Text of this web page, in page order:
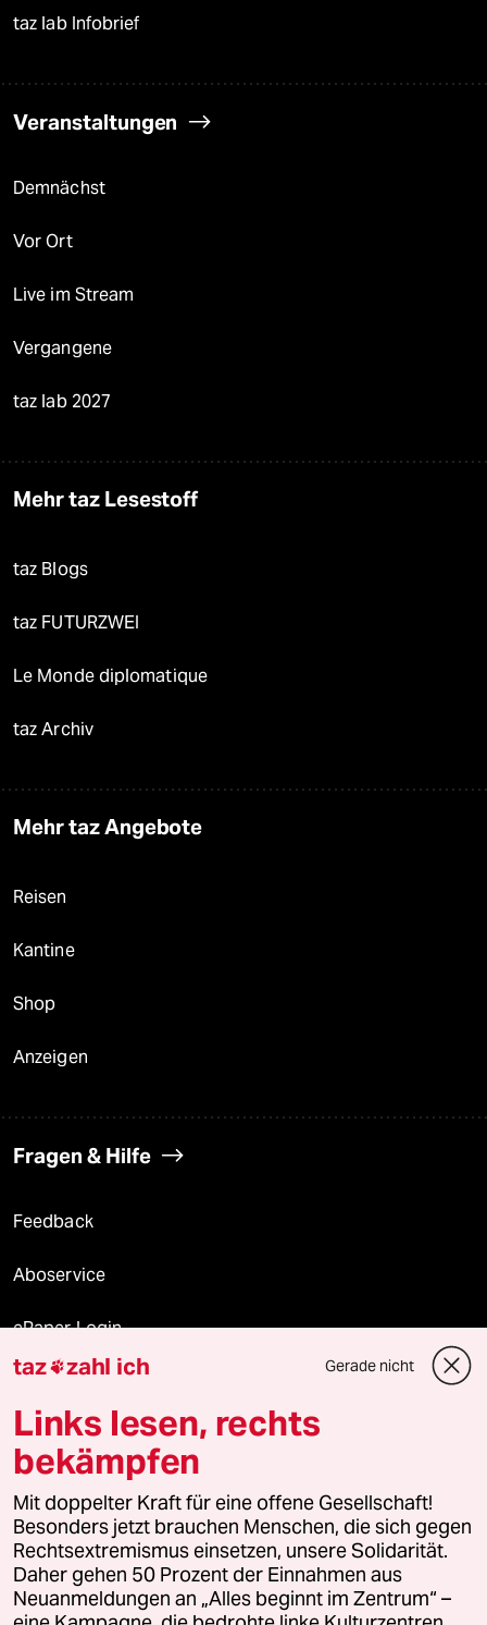
taz lab Infobrief
Veranstaltungen
Demnächst
Vor Ort
Live im Stream
Vergangene
taz lab 2027
Mehr taz Lesestoff
taz Blogs
taz FUTURZWEI
Le Monde diplomatique
taz Archiv
Mehr taz Angebote
Reisen
Kantine
Shop
Anzeigen
Fragen & Hilfe
Feedback
Aboservice
ePaper Login
Downloads für Abonnierende
© 2026 taz Verlags und Vertriebs GmbH
Alle Rechte vorbehalten. Bei rechtlichen Fragen oder für Genehmigungen
wenden Sie sich bitte an
lizenzen@taz.de
Feedback Redaktionsstatut Kommune-Richtlinien
taz zahl ich Gerade nicht
Links lesen, rechts
bekämpfen
Mit doppelter Kraft für eine offene Gesellschaft!
Besonders jetzt brauchen Menschen, die sich gegen
Rechtsextremismus einsetzen, unsere Solidarität.
Daher gehen 50 Prozent der Einnahmen aus
Neuanmeldungen an „Alles beginnt im Zentrum“ –